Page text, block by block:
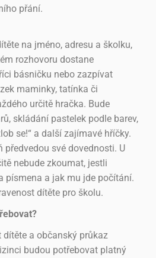
přání.
na jméno, adresu a školku,
rozhovoru dostane
básničku nebo zazpívat
maminky, tatínka či
určitě hračka. Bude
skládání pastelek podle barev,
se!“ a další zajímavé hříčky.
předvedou své dovednosti. U
nebude zkoumat, jestli
písmena a jak mu jde počítání.
dítěte pro školu.
a občanský průkaz
budou potřebovat platný